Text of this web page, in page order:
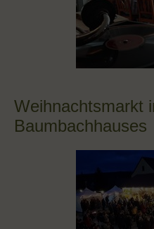
Weihnachtsmarkt
Baumbachhauses